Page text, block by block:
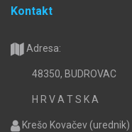
Kontakt
Adresa:
48350, BUDROVAC
H R V A T S K A
Krešo Kovačev (urednik)